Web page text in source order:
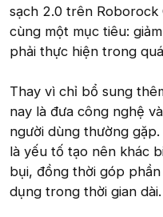
sạch 2.0 trên
cùng một mục tiêu:
phải thực hiện trong
Thay vì chỉ bổ sung
nay là đưa công nghệ
người dùng thường
là yếu tố tạo nên khác
bụi, đồng thời góp
dụng trong thời gian dài.